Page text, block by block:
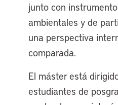
junto con
ambientales y de
una perspectiva
comparada.
El máster está
estudiantes de